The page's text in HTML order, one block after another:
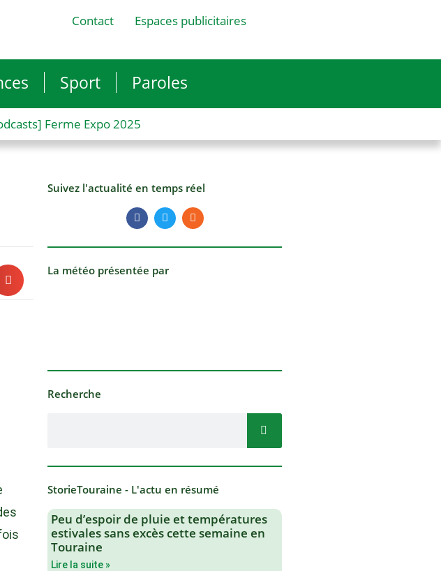
Contact Espaces publicitaires
Sport Paroles
Ferme Expo 2025
Suivez l'actualité en temps réel
La météo présentée par
Recherche
StorieTouraine - L'actu en résumé
Peu d’espoir de pluie et températures
estivales sans excès cette semaine en
Touraine
Lire la suite »